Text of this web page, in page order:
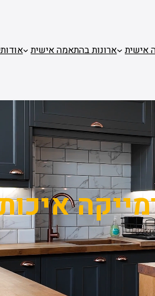
אישית ארונות בהתאמה אישית